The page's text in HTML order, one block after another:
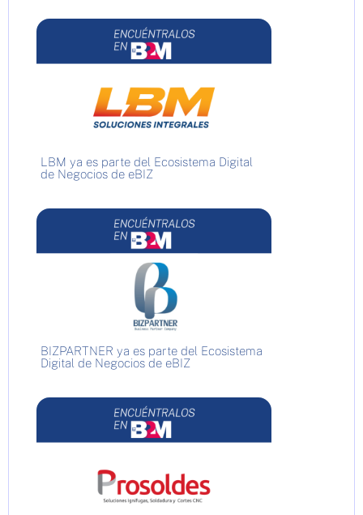
LBM ya es parte del Ecosistema Digital
de Negocios de eBIZ
BIZPARTNER ya es parte del Ecosistema
Digital de Negocios de eBIZ